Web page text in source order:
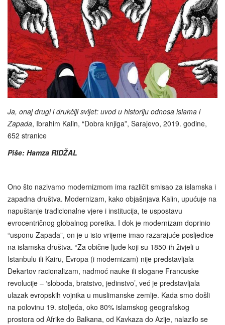
Ja, onaj drugi i drukčiji svijet: uvod u historiju odnosa islama i
Zapada, Ibrahim Kalin, “Dobra knjiga”, Sarajevo, 2019. godine,
652 stranice
Piše: Hamza RIDŽAL
Ono što nazivamo modernizmom ima različit smisao za islamska i
zapadna društva. Modernizam, kako objašnjava Kalin, upućuje na
napuštanje tradicionalne vjere i institucija, te uspostavu
evrocentričnog globalnog poretka. I dok je modernizam doprinio
“usponu Zapada”, on je u isto vrijeme imao razarajuće posljedice
na islamska društva. “Za obične ljude koji su 1850-ih živjeli u
Istanbulu ili Kairu, Evropa (i modernizam) nije predstavljala
Dekartov racionalizam, nadmoć nauke ili slogane Francuske
revolucije – ‘sloboda, bratstvo, jedinstvo’, već je predstavljala
ulazak evropskih vojnika u muslimanske zemlje. Kada smo došli
na polovinu 19. stoljeća, oko 80% islamskog geografskog
prostora od Afrike do Balkana, od Kavkaza do Azije, nalazilo se